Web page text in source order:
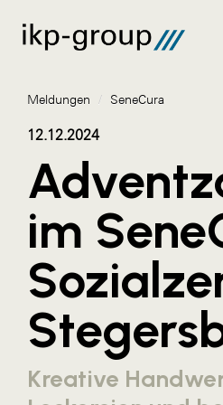
Meldungen
AKTUELLES
ACO
ALEX Krems
Amazon Web Services
Artweger
Meldungen / SeneCura
12.12.2024
im
Kreative